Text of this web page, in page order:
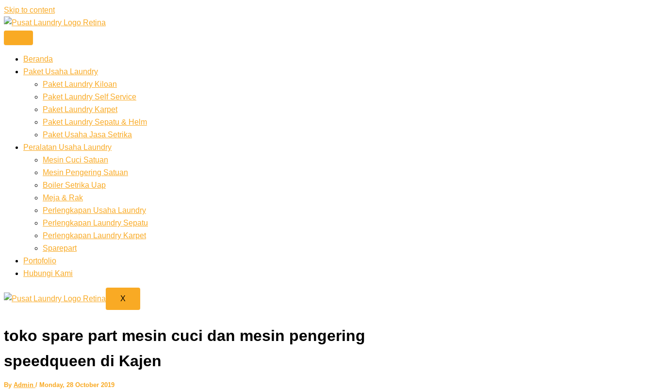
Skip to content
Beranda
Paket Usaha Laundry
Paket Laundry Kiloan
Paket Laundry Self Service
Paket Laundry Karpet
Paket Laundry Sepatu & Helm
Paket Usaha Jasa Setrika
Peralatan Usaha Laundry
Mesin Cuci Satuan
Mesin Pengering Satuan
Boiler Setrika Uap
Meja & Rak
Perlengkapan Usaha Laundry
Perlengkapan Laundry Sepatu
Perlengkapan Laundry Karpet
Sparepart
Portofolio
Hubungi Kami
X
toko spare part mesin cuci dan mesin pengering
speedqueen di Kajen
By Admin / Monday, 28 October 2019